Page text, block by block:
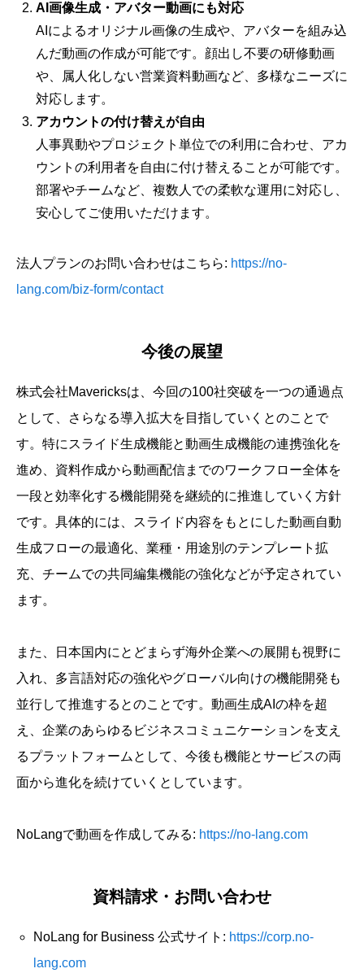
AI画像生成・アバター動画にも対応
AIによるオリジナル画像の生成や、アバターを組み込
んだ動画の作成が可能です。顔出し不要の研修動画
や、属人化しない営業資料動画など、多様なニーズに
対応します。
アカウントの付け替えが自由
人事異動やプロジェクト単位での利用に合わせ、アカ
ウントの利用者を自由に付け替えることが可能です。
部署やチームなど、複数人での柔軟な運用に対応し、
安心してご使用いただけます。
法人プランのお問い合わせはこちら: https://no-
lang.com/biz-form/contact
今後の展望
株式会社Mavericksは、今回の100社突破を一つの通過点
として、さらなる導入拡大を目指していくとのことで
す。特にスライド生成機能と動画生成機能の連携強化を
進め、資料作成から動画配信までのワークフロー全体を
一段と効率化する機能開発を継続的に推進していく方針
です。具体的には、スライド内容をもとにした動画自動
生成フローの最適化、業種・用途別のテンプレート拡
充、チームでの共同編集機能の強化などが予定されてい
ます。
また、日本国内にとどまらず海外企業への展開も視野に
入れ、多言語対応の強化やグローバル向けの機能開発も
並行して推進するとのことです。動画生成AIの枠を超
え、企業のあらゆるビジネスコミュニケーションを支え
るプラットフォームとして、今後も機能とサービスの両
面から進化を続けていくとしています。
NoLangで動画を作成してみる: https://no-lang.com
資料請求・お問い合わせ
NoLang for Business 公式サイト: https://corp.no-
lang.com